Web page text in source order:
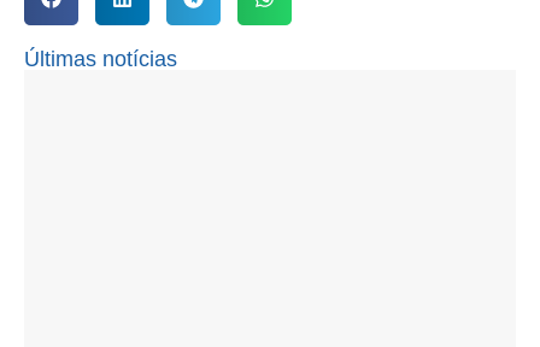
Últimas notícias